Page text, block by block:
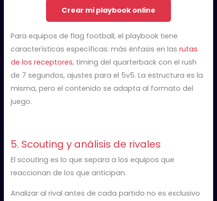
Crear mi playbook online
Para equipos de flag football, el playbook tiene
características específicas: más énfasis en lasrutas
de los receptores, timing del quarterback con el rush
de 7 segundos, ajustes para el 5v5. La estructura es la
misma, pero el contenido se adapta al formato del
juego.
5. Scouting y análisis de rivales
El scouting es lo que separa a los equipos que
reaccionan de los que anticipan.
Analizar al rival antes de cada partido no es exclusivo